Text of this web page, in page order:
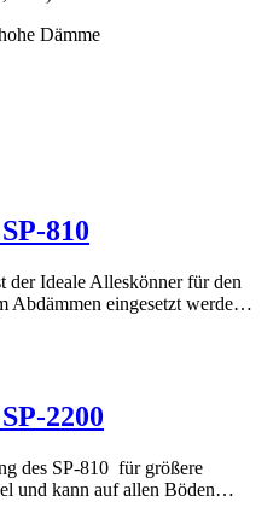
Dämme
810
der Ideale Alleskönner für den
Abdämmen eingesetzt werde…
2200
des SP-810 für größere
und kann auf allen Böden…